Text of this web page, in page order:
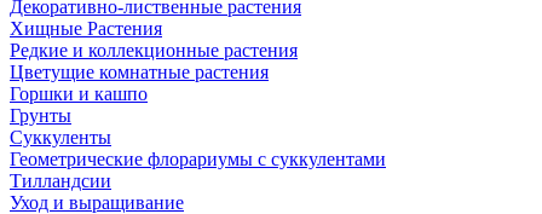
Декоративно-лиственные растения
Хищные Растения
Редкие и коллекционные растения
Цветущие комнатные растения
Горшки и кашпо
Грунты
Суккуленты
Геометрические флорариумы с суккулентами
Тилландсии
Уход и выращивание